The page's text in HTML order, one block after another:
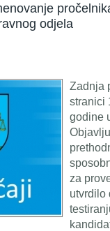
odjela
Zadnja
stranici
godine
za
utvrdilo